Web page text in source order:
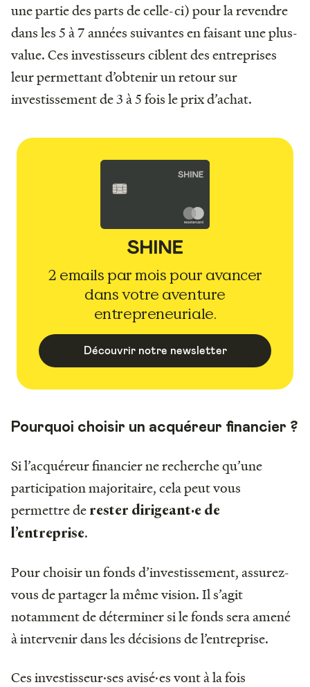
une partie des parts de celle-ci) pour la revendre
dans les 5 à 7 années suivantes en faisant une plus-
value. Ces investisseurs ciblent des entreprises
leur permettant d’obtenir un retour sur
investissement de 3 à 5 fois le prix d’achat.
2 emails par mois pour avancer
dans votre aventure
entrepreneuriale.
Découvrir notre newsletter
Pourquoi choisir un acquéreur financier ?
Si l’acquéreur financier ne recherche qu’une
participation majoritaire, cela peut vous
permettre de rester dirigeant·e de
l’entreprise.
Pour choisir un fonds d’investissement, assurez-
vous de partager la même vision. Il s’agit
notamment de déterminer si le fonds sera amené
à intervenir dans les décisions de l’entreprise.
Ces investisseur·ses avisé·es vont à la fois